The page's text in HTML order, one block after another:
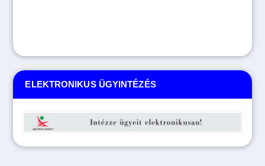
ELEKTRONIKUS ÜGYINTÉZÉS